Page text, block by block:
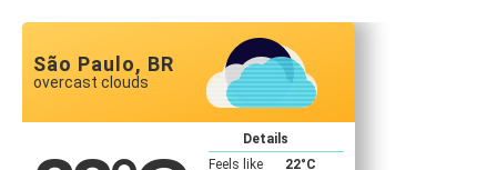
São Paulo, BR
overcast clouds
Details
Feels like
22°C